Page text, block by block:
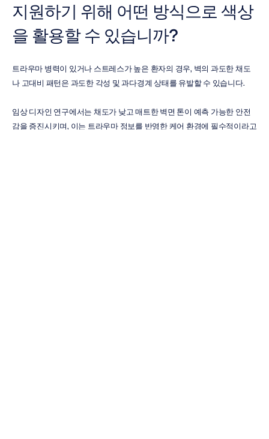
지원하기 위해 어떤 방식으로 색상
을 활용할 수 있습니까?
트라우마 병력이 있거나 스트레스가 높은 환자의 경우, 벽의 과도한 채도
나 고대비 패턴은 과도한 각성 및 과다경계 상태를 유발할 수 있습니다.
임상 디자인 연구에서는 채도가 낮고 매트한 벽면 톤이 예측 가능한 안전
감을 증진시키며, 이는 트라우마 정보를 반영한 케어 환경에 필수적이라고